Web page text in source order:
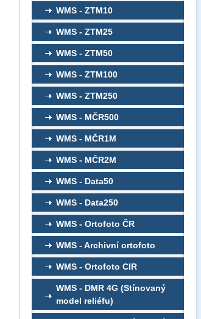
WMS - ZTM10
WMS - ZTM25
WMS - ZTM50
WMS - ZTM100
WMS - ZTM250
WMS - MČR500
WMS - MČR1M
WMS - MČR2M
WMS - Data50
WMS - Data250
WMS - Ortofoto ČR
WMS - Archivní ortofoto
WMS - Ortofoto CIR
WMS - DMR 4G (Stínovaný
model reliéfu)